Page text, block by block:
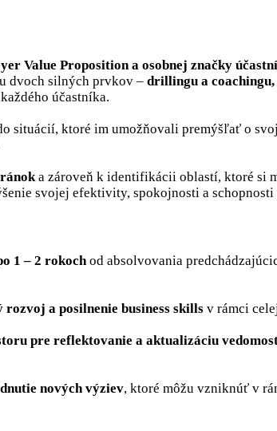
Value Proposition a osobnej značky
dvoch silných prvkov – drillingu a
účastníka.
situácií, ktoré im umožňovali premýšľať o
a zároveň k identifikácii oblastí, ktoré si
svojej efektivity, spokojnosti a
1 – 2 rokochod absolvovania
a posilnenie business skills v rámci
pre reflektovanie a aktualizáciu
nových výziev, ktoré môžu vzniknúť v